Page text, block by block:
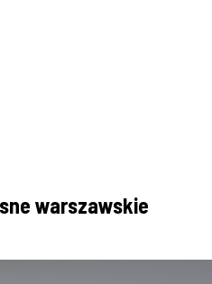
warszawskie